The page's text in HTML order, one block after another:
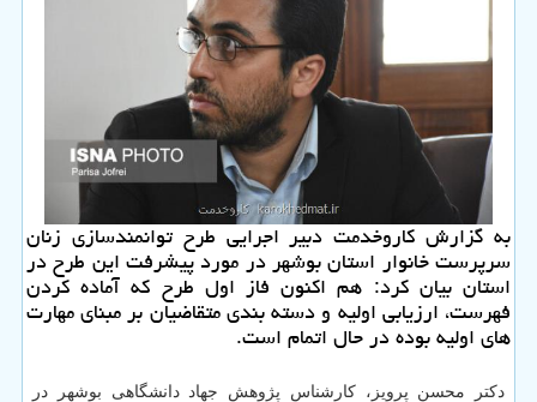
به گزارش كاروخدمت دبیر اجرایی طرح توانمندسازی زنان
سرپرست خانوار استان بوشهر در مورد پیشرفت این طرح در
استان بیان كرد: هم اكنون فاز اول طرح كه آماده كردن
فهرست، ارزیابی اولیه و دسته بندی متقاضیان بر مبنای مهارت
های اولیه بوده در حال اتمام است.
دكتر محسن پرویز، كارشناس پژوهش جهاد دانشگاهی بوشهر در